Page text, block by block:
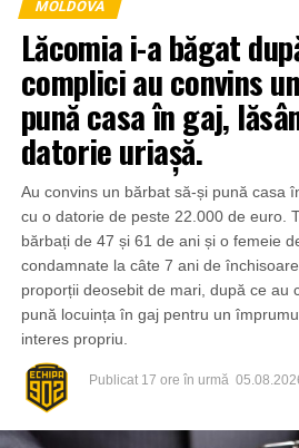
MOLDOVA
Lăcomia i-a băgat
complici au convins
pună casa în gaj,
datorie uriașă.
Au convins un bărbat să-și pună casa
cu o datorie de peste 22.000 de euro.
bărbați de 47 și 61 de ani și o femeie
condamnate la câte 7 ani de
proporții deosebit de mari, după ce au
pună locuința în gaj pentru un
interes propriu.
Publicat 17 ore în urmă